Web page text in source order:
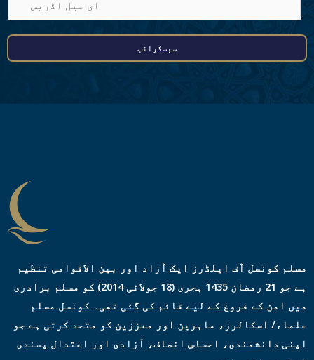
ی
م
سبسکرائب
مسلم کونسل آف ایلڈرز ایک آزاد اور بین الاقوامی تنظیم
ہے جو 21 رمضان 1435 ہجری (18 جولائی 2014) کو مسلم برادری
میں امن کے فروغ کے لیے قائم کی گئی تھی۔ کونسل مسلم
علماء/ اسکالرز، ماہرین اور معززین کو متحد کرتی ہے جو
اپنی دانشمندی، احساسِ انصاف، آزادی اور اعتدال پسندی